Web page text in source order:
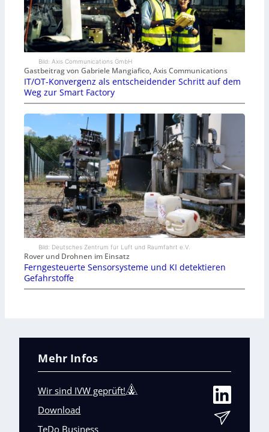
Bild: Axis Communications GmbH
Gastbeitrag von Gabriele Mangiafico, Axis Communications
IT/OT-Konvergenz als entscheidender Schritt auf dem
Weg zur Smart Factory
Bild: Deutsches Zentrum für Luft und Raumfahrt e.V.
Rover und Drohnen im Einsatz
Ferngesteuerte Sensorsysteme und KI detektieren
Gefahrstoffe
Mehr Infos
Wir sind IVW geprüft!
Download
TeDo Business